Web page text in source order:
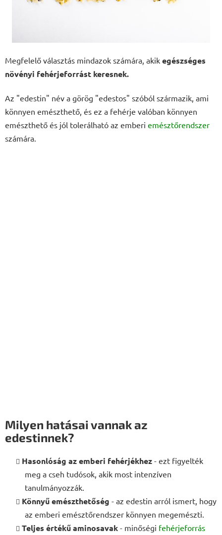
Megfelelő választás mindazok számára, akik egészséges
növényi fehérjeforrást keresnek.
Az "edestin" név a görög "edestos" szóból származik, ami
könnyen emészthető, és ez a fehérje valóban könnyen
emészthető és jól tolerálható az emberi emésztőrendszer
számára.
Milyen hatásai vannak az
edestinnek?
Hasonlóság az emberi fehérjékhez - ezt figyelték
meg a cseh tudósok, akik most intenzíven
tanulmányozzák.
Könnyű emészthetőség - az edestin arról ismert, hogy
az emberi emésztőrendszer könnyen megemészti.
Teljes értékű aminosavak - minőségi fehérjeforrás